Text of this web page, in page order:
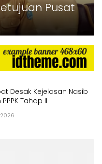
Pusat
Desak Kejelasan Nasib
Tahap II
2026